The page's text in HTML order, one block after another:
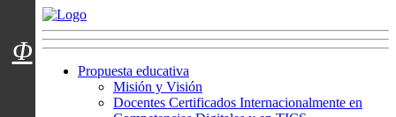
Menú usuarios
Propuesta educativa
Misión y Visión
Docentes Certificados Internacionalmente en
Φ